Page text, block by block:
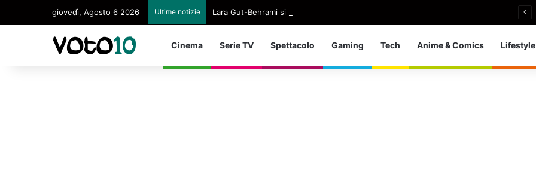
giovedì, Agosto 6 2026 Ultime notizie Lara Gut-Behrami si ritira: So che è arrivato il momento giusto
Cinema Serie TV Spettacolo Gaming Tech Anime & Comics Lifestyle